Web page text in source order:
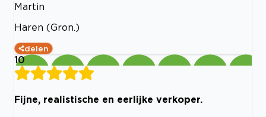
Martin
Haren (Gron.)
delen
10
Fijne, realistische en eerlijke verkoper.